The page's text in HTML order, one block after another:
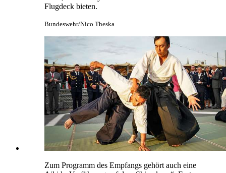
Japanische Soft Power: Den über 200 Gästen
während des Empfanges am Abend des 30.
August bieten die Smuts auf dem Flaggschiff
„Kashima“ frisch zu bereitetes Sushi an
Bundeswehr/Nico Theska